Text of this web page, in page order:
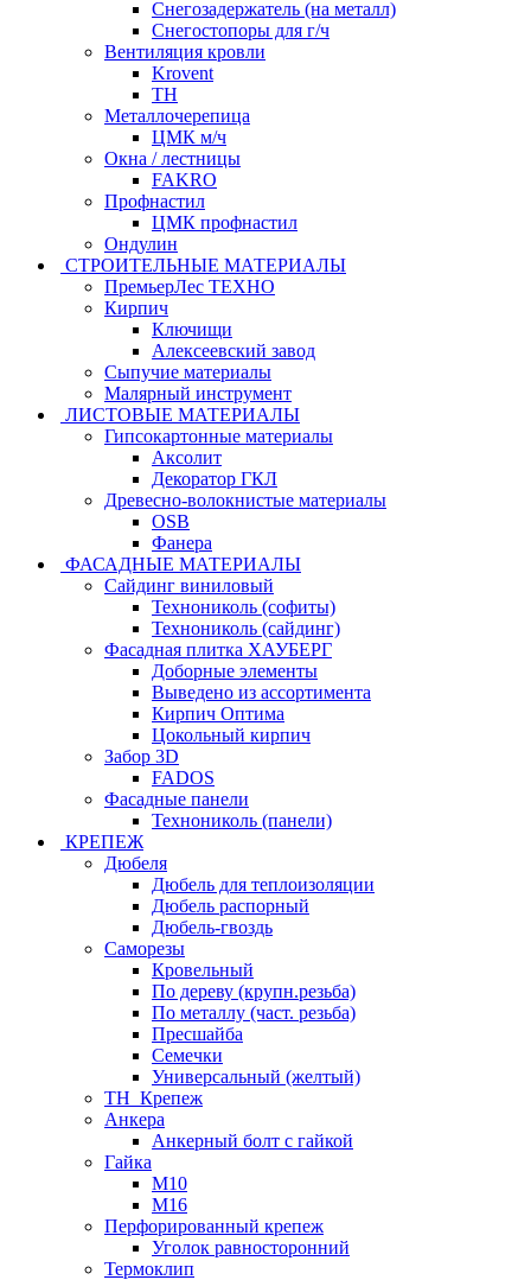
Снегозадержатель (на металл)
Снегостопоры для г/ч
Вентиляция кровли
Krovent
ТН
Металлочерепица
ЦМК м/ч
Окна / лестницы
FAKRO
Профнастил
ЦМК профнастил
Ондулин
СТРОИТЕЛЬНЫЕ МАТЕРИАЛЫ
ПремьерЛес ТЕХНО
Кирпич
Ключищи
Алексеевский завод
Сыпучие материалы
Малярный инструмент
ЛИСТОВЫЕ МАТЕРИАЛЫ
Гипсокартонные материалы
Аксолит
Декоратор ГКЛ
Древесно-волокнистые материалы
OSB
Фанера
ФАСАДНЫЕ МАТЕРИАЛЫ
Сайдинг виниловый
Технониколь (софиты)
Технониколь (сайдинг)
Фасадная плитка ХАУБЕРГ
Доборные элементы
Выведено из ассортимента
Кирпич Оптима
Цокольный кирпич
Забор 3D
FADOS
Фасадные панели
Технониколь (панели)
КРЕПЕЖ
Дюбеля
Дюбель для теплоизоляции
Дюбель распорный
Дюбель-гвоздь
Саморезы
Кровельный
По дереву (крупн.резьба)
По металлу (част. резьба)
Пресшайба
Семечки
Универсальный (желтый)
ТН_Крепеж
Анкера
Анкерный болт с гайкой
Гайка
М10
М16
Перфорированный крепеж
Уголок равносторонний
Термоклип